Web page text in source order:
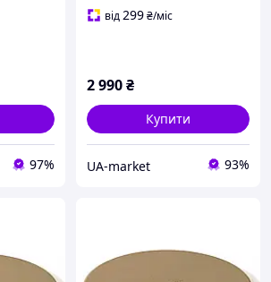
97%
від299₴/міс
2 990₴
Купити
UA-market 93%